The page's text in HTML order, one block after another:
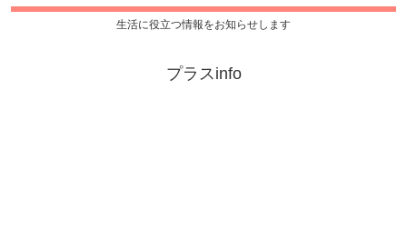
生活に役立つ情報をお知らせします
プラスinfo